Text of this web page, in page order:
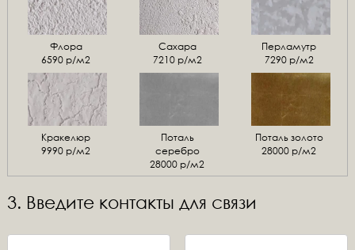
Флора
6590 р/м2
Сахара
7210 р/м2
Перламутр
7290 р/м2
Кракелюр
9990 р/м2
Поталь
серебро
28000 р/м2
Поталь золото
28000 р/м2
3. Введите контакты для связи